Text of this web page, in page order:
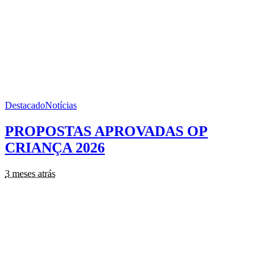
DestacadoNotícias
PROPOSTAS APROVADAS OP
CRIANÇA 2026
3 meses atrás